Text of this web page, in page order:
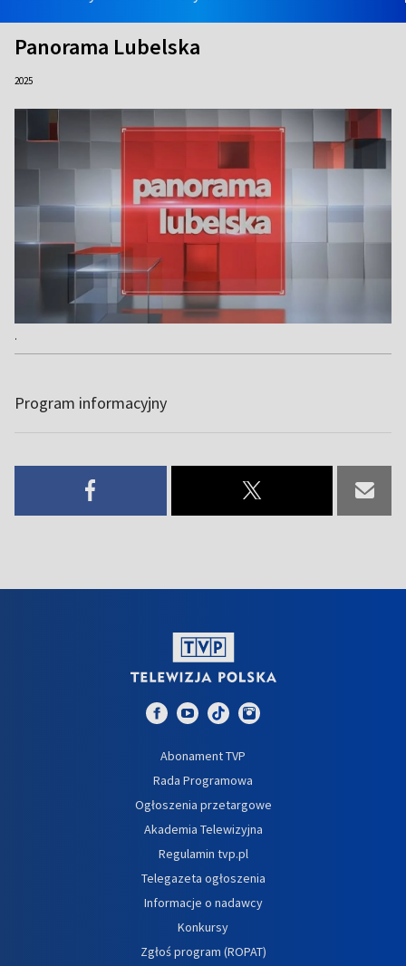
Panorama Lubelska
2025
.
Program informacyjny
Abonament TVP
Rada Programowa
Ogłoszenia przetargowe
Akademia Telewizyjna
Regulamin tvp.pl
Telegazeta ogłoszenia
Informacje o nadawcy
Konkursy
Zgłoś program (ROPAT)